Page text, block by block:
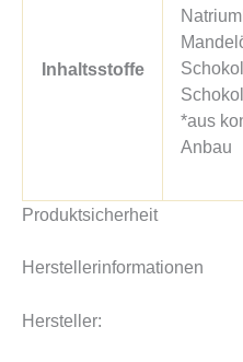
Inhaltsstoffe
*aus
Anbau
Produktsicherheit
Herstellerinformationen
Hersteller: